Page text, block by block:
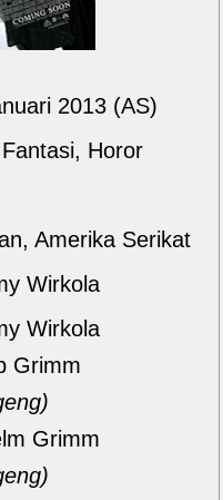
2013 (AS)
Horor
Amerika Serikat
Wirkola
Wirkola
Grimm
Grimm